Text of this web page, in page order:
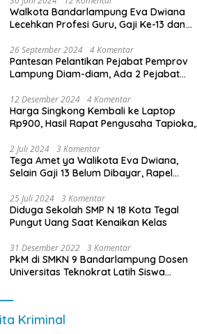
Walkota Bandarlampung Eva Dwiana
Lecehkan Profesi Guru, Gaji Ke-13 dan
26 September 2024 4 Komentar
Pantesan Pelantikan Pejabat Pemprov
Lampung Diam-diam, Ada 2 Pejabat
12 Desember 2024 4 Komentar
Harga Singkong Kembali ke Laptop
Rp900, Hasil Rapat Pengusaha Tapioka,
Lampung
2 Juli 2024 3 Komentar
Tega Amet ya Walikota Eva Dwiana,
Selain Gaji 13 Belum Dibayar, Rapel
Dibayar
25 Juli 2024 3 Komentar
Diduga Sekolah SMP N 18 Kota Tegal
Pungut Uang Saat Kenaikan Kelas
31 Desember 2022 3 Komentar
PkM di SMKN 9 Bandarlampung Dosen
Universitas Teknokrat Latih Siswa
Kriminal